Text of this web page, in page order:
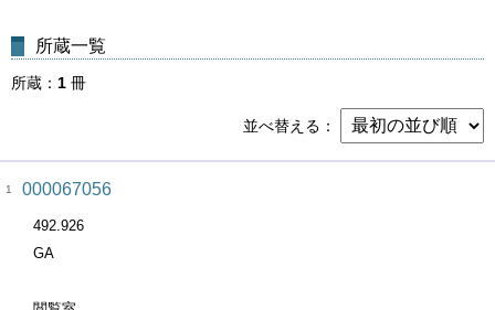
所蔵一覧
所蔵 1 冊
並べ替える
1 000067056
492.926
GA